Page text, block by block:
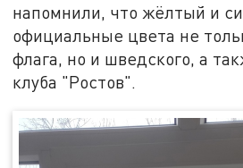
напомнили, что жёлтый и
официальные цвета не
флага, но и шведского, а
клуба "Ростов".